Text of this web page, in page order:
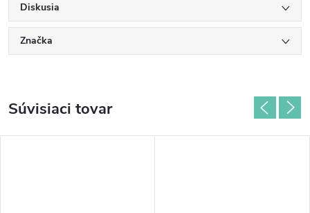
Diskusia
Značka
Súvisiaci tovar